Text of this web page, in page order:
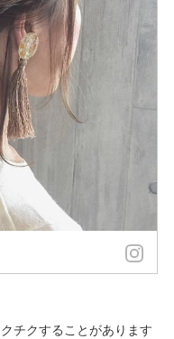
チクすることがあります